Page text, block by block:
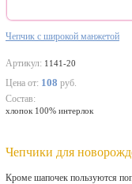
Чепчик с широкой манжетой
Артикул: 1141-20
Цена от: 108 руб.
Состав:
хлопок 100% интерлок
Чепчики для
Кроме шапочек пользуются